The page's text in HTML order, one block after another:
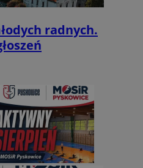
radnych.